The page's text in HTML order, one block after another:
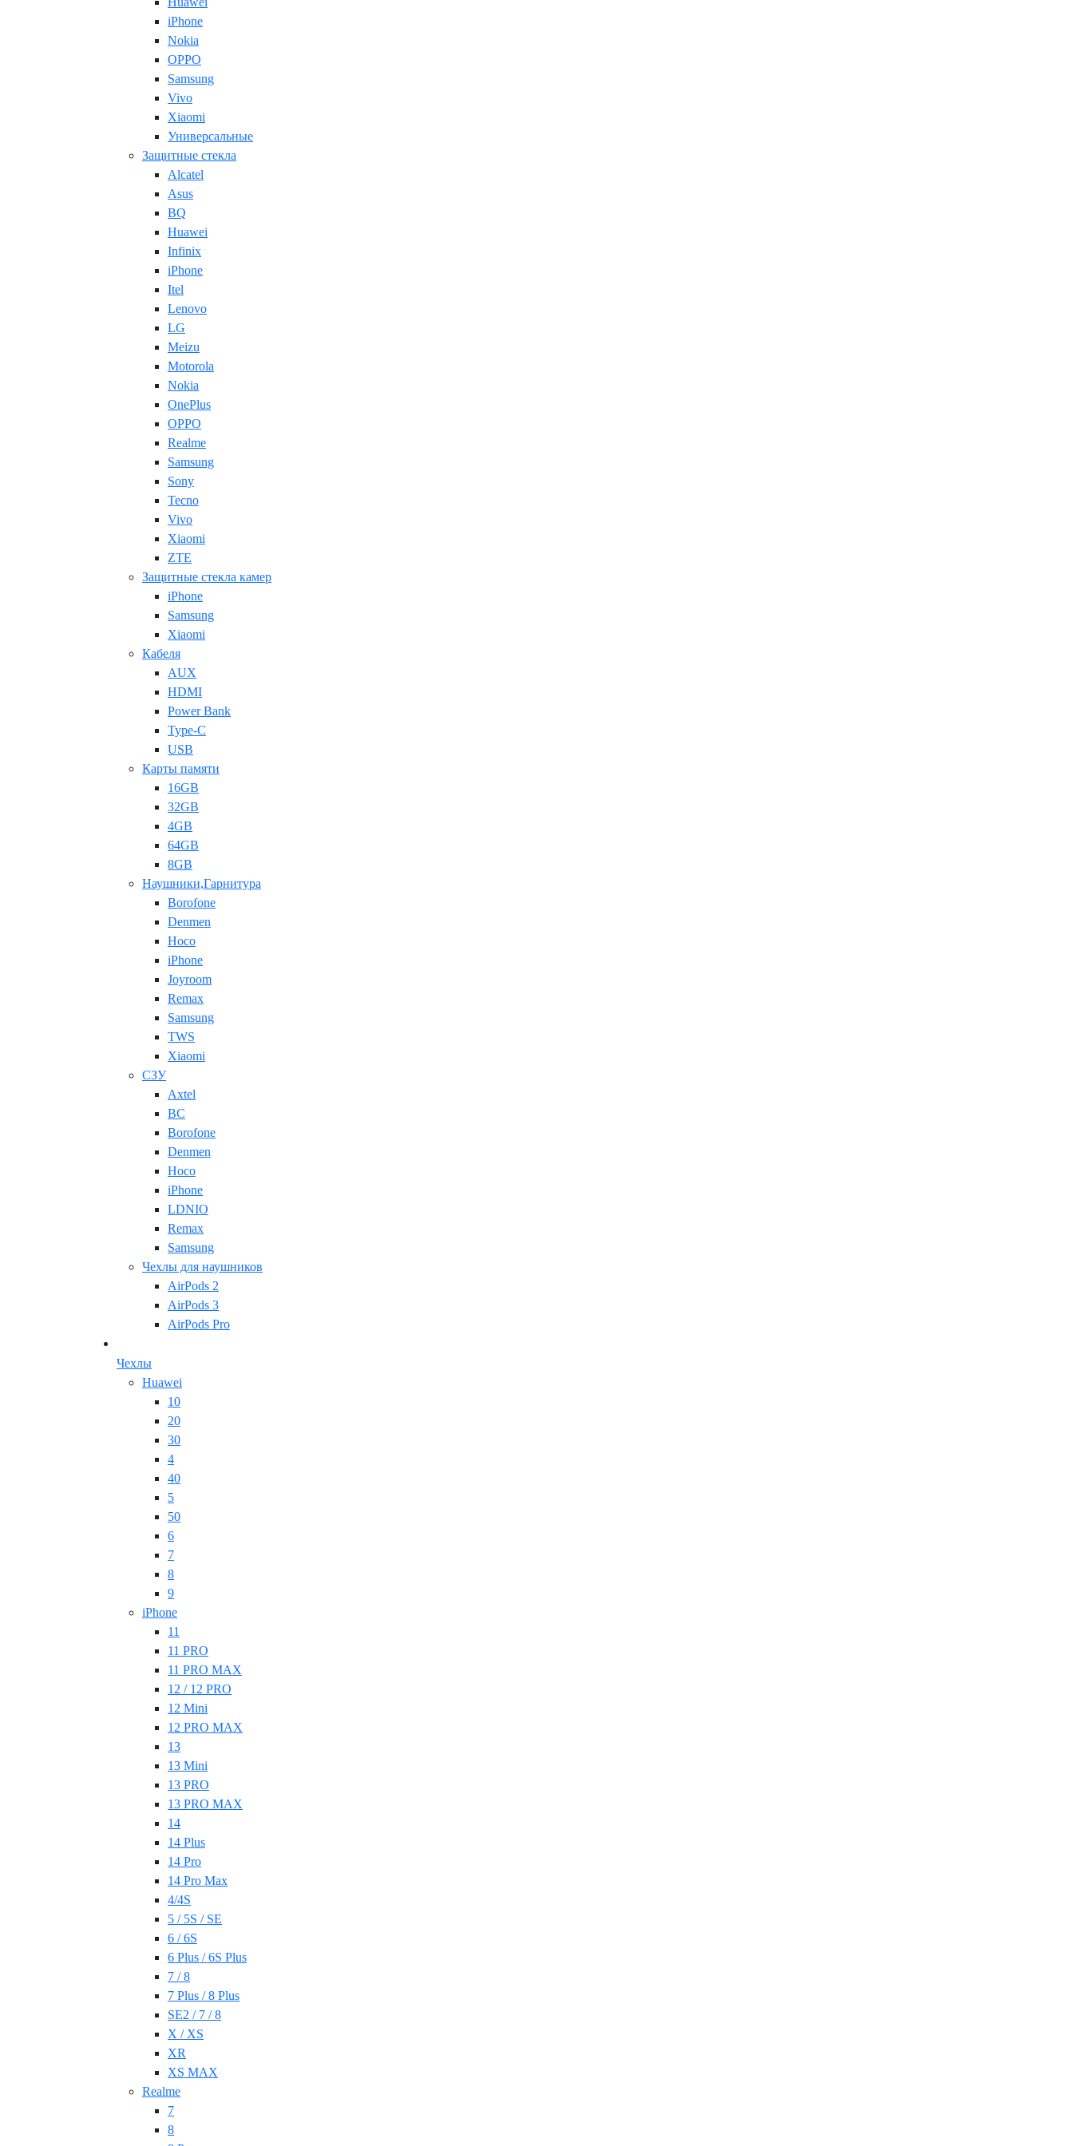
iPhone
Nokia
OPPO
Samsung
Vivo
Xiaomi
Универсальные
Защитные стекла
Alcatel
Asus
BQ
Huawei
Infinix
iPhone
Itel
Lenovo
LG
Meizu
Motorola
Nokia
OnePlus
OPPO
Realme
Samsung
Sony
Tecno
Vivo
Xiaomi
ZTE
Защитные стекла камер
iPhone
Samsung
Xiaomi
Кабеля
AUX
HDMI
Power Bank
Type-C
USB
Карты памяти
16GB
32GB
4GB
64GB
8GB
Наушники,Гарнитура
Borofone
Denmen
Hoco
iPhone
Joyroom
Remax
Samsung
TWS
Xiaomi
СЗУ
Axtel
BC
Borofone
Denmen
Hoco
iPhone
LDNIO
Remax
Samsung
Чехлы для наушников
AirPods 2
AirPods 3
AirPods Pro
Чехлы
Huawei
10
20
30
4
40
5
50
6
7
8
9
iPhone
11
11 PRO
11 PRO MAX
12 / 12 PRO
12 Mini
12 PRO MAX
13
13 Mini
13 PRO
13 PRO MAX
14
14 Plus
14 Pro
14 Pro Max
4/4S
5 / 5S / SE
6 / 6S
6 Plus / 6S Plus
7 / 8
7 Plus / 8 Plus
SE2 / 7 / 8
X / XS
XR
XS MAX
Realme
7
8